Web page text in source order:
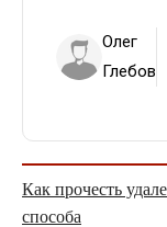
Олег
Глебов
Как прочесть
способа